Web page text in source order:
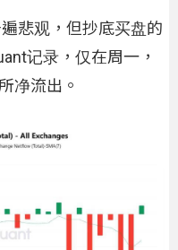
悲观，但抄底买盘的
记录，仅在周一，
净流出。